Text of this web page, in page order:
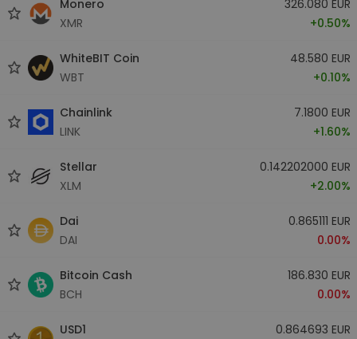
Monero
XMR
326.080 EUR
+0.50%
WhiteBIT Coin
WBT
48.580 EUR
+0.10%
Chainlink
LINK
7.1800 EUR
+1.60%
Stellar
XLM
0.142202000 EUR
+2.00%
Dai
DAI
0.865111 EUR
0.00%
Bitcoin Cash
BCH
186.830 EUR
0.00%
USD1
0.864693 EUR